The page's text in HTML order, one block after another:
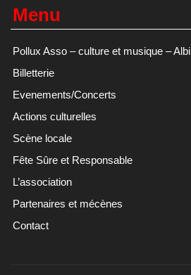
Menu
Pollux Asso – culture et musique – Albi
Billetterie
Evenements/Concerts
Actions culturelles
Scène locale
Fête Sûre et Responsable
L’association
Partenaires et mécènes
Contact